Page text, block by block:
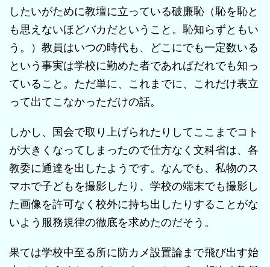
したいがために教壇に立っている破廉恥（恥を恥と
も思えないほどバカだということ。恥知らずともい
う。）教員はいつの時代も、どこにでも一定数いる
という事実は学校に勤めた者であればだれでも知っ
ていること。ただ単に、これまでに、これだけ表立
って出てこなかっただけの話。
しかし、国会で取り上げられたりしてここまでコト
が大きくなってしまったので仕方なく文科省は、各
教委に通達を出したようです。なんでも、私物のス
マホで子どもを撮影したり、学校の端末でも撮影し
た画像を許可なく校外に持ち出したりすることがな
いよう服務規律の徹底を求めたのだそう。
果ては学校中至る所に防カメ設置論まで飛び出す始